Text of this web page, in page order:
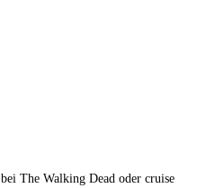
The Walking Dead oder cruise